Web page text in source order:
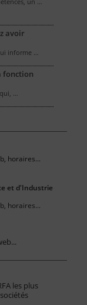
avoir
informe …
fonction
…
horaires...
et d'Industrie
horaires...
les plus